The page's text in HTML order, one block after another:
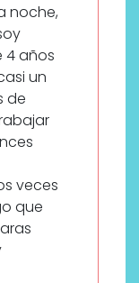
noche,
4 años
un
de
veces
que